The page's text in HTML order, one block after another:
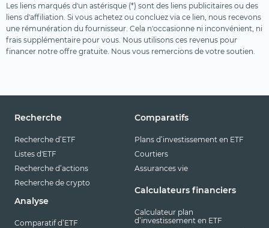
Les liens marqués d'un astérisque (*) sont des liens publicitaires ou des
liens d'affiliation. Si vous achetez ou concluez via ce lien, nous recevons
une rémunération du fournisseur. Cela n'occasionne ni inconvénient, ni
frais supplémentaire pour vous. Nous utilisons ces revenus pour
financer notre offre gratuite. Nous vous remercions de votre soutien.
Recherche
Recherche d’ETF
Listes d'ETF
Recherche d’actions
Recherche de crypto
Analyse
Comparatif d’ETF
Comparatifs
Plans d’investissement en ETF
Courtiers
Assurances vie
Calculateurs financiers
Calculateur plan
d’investissement en ETF